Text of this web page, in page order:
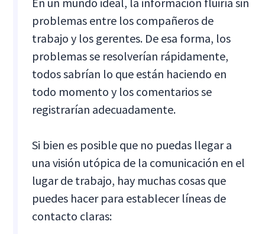
problemas entre los compañeros de
trabajo y los gerentes. De esa forma, los
problemas se resolverían rápidamente,
todos sabrían lo que están haciendo en
todo momento y los comentarios se
registrarían adecuadamente.
Si bien es posible que no puedas llegar a
una visión utópica de la comunicación en el
lugar de trabajo, hay muchas cosas que
puedes hacer para establecer líneas de
contacto claras: